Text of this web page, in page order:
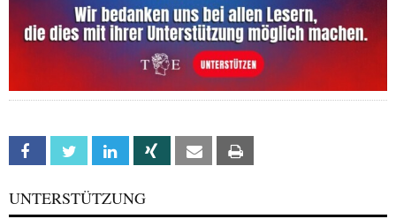
Facebook Twitter Linkedin Xing Email
UNTERSTÜTZUNG